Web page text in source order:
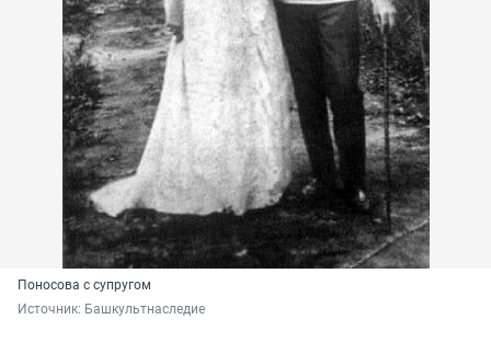
Поносова с супругом
Источник: Башкультнаследие